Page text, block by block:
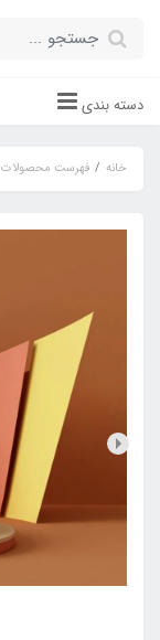
دسته بندی
خانه فهرست محصولات